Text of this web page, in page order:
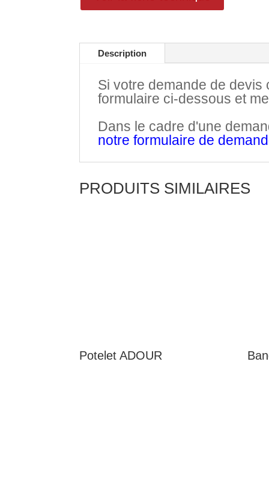
Description
Si votre demande de
formulaire ci-dessous et
Dans le cadre d'une
notre formulaire de
PRODUITS SIMILAIRES
Potelet ADOUR